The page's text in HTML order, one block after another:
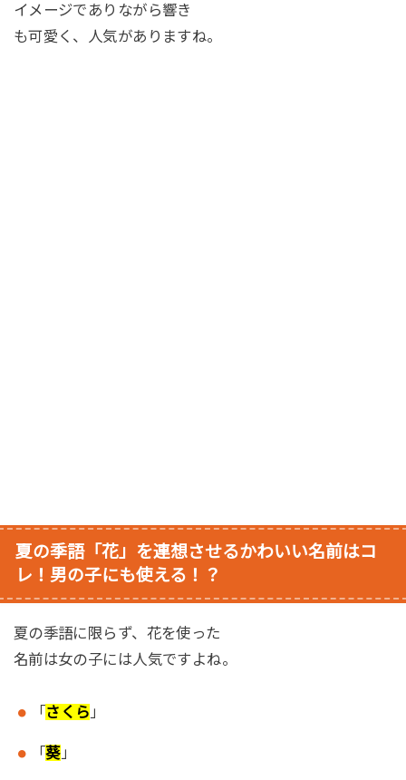
イメージでありながら響き
も可愛く、人気がありますね。
夏の季語「花」を連想させるかわいい名前はコ
レ！男の子にも使える！？
夏の季語に限らず、花を使った
名前は女の子には人気ですよね。
「さくら 」
「葵」